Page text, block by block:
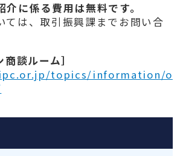
に係る費用は無料です。
ては、取引振興課までお問い合
談ルーム］
topics/information/o